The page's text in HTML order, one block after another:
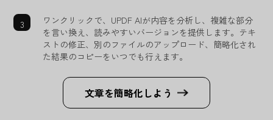
ワンクリックで、UPDF AIが内容を分析し、複雑な部分
を言い換え、読みやすいバージョンを提供します。テキ
ストの修正、別のファイルのアップロード、簡略化され
た結果のコピーをいつでも行えます。
文章を簡略化しよう